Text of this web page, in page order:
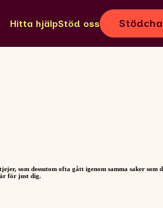
Hitta hjälpStöd oss
som dessutom ofta gått igenom samma saker som
för just dig.